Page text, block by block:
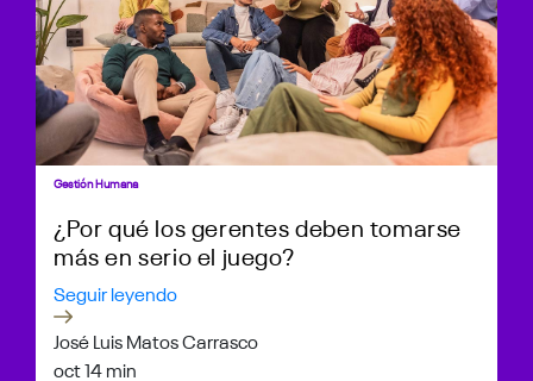
Gestión Humana
¿Por qué los gerentes deben tomarse
más en serio el juego?
Seguir leyendo
José Luis Matos Carrasco
oct 14 min